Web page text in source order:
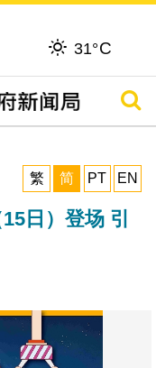
31°C
搜寻
繁
简 PT EN
日）登场 引